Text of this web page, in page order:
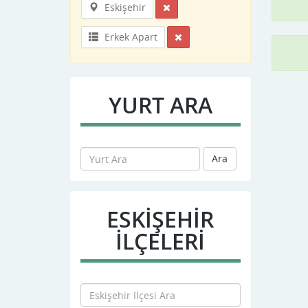
Eskişehir
Erkek Apart
YURT ARA
Ara
ESKIŞEHIR
İLÇELERİ